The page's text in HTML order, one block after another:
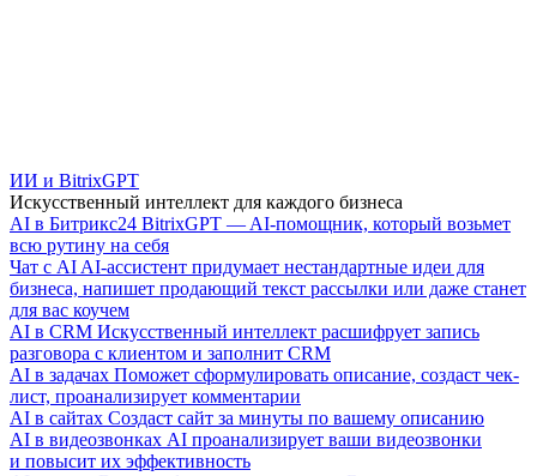
ИИ и BitrixGPT
Искусственный интеллект для каждого бизнеса
AI в Битрикс24 BitrixGPT — AI-помощник, который возьмет
всю рутину на себя
Чат с AI AI-ассистент придумает нестандартные идеи для
бизнеса, напишет продающий текст рассылки или даже станет
для вас коучем
AI в CRM Искусственный интеллект расшифрует запись
разговора с клиентом и заполнит CRM
AI в задачах Поможет сформулировать описание, создаст чек-
лист, проанализирует комментарии
AI в сайтах Создаст сайт за минуты по вашему описанию
AI в видеозвонках AI проанализирует ваши видеозвонки
и повысит их эффективность